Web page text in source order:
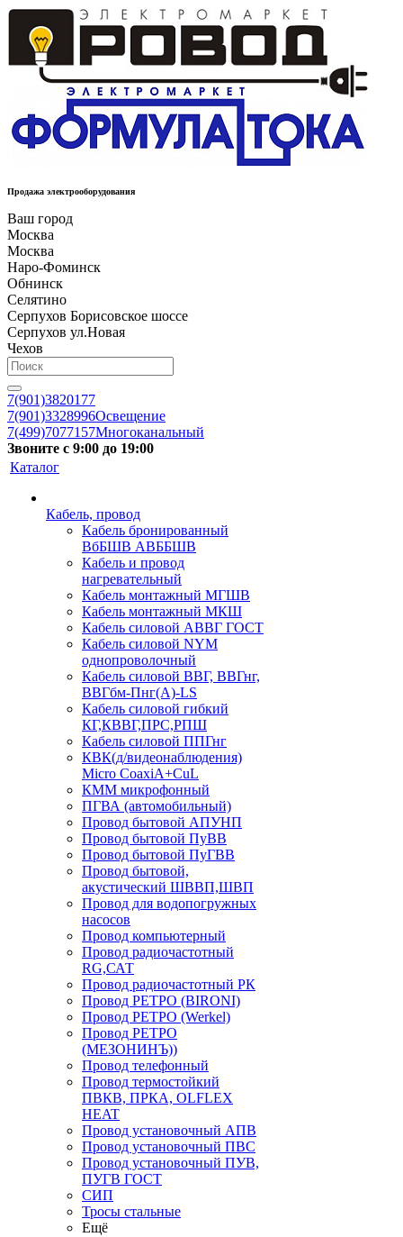
Продажа электрооборудования
Ваш город
Москва
Москва
Наро-Фоминск
Обнинск
Селятино
Серпухов Борисовское шоссе
Серпухов ул.Новая
Чехов
7(901)3820177
7(901)3328996Освещение
7(499)7077157Многоканальный
Звоните с 9:00 до 19:00
Каталог
Кабель, провод
Кабель бронированный
ВбБШВ АВББШВ
Кабель и провод
нагревательный
Кабель монтажный МГШВ
Кабель монтажный МКШ
Кабель силовой АВВГ ГОСТ
Кабель силовой NYM
однопроволочный
Кабель силовой ВВГ, ВВГнг,
ВВГбм-Пнг(А)-LS
Кабель силовой гибкий
КГ,КВВГ,ПРС,РПШ
Кабель силовой ППГнг
КВК(д/видеонаблюдения)
Micro CoaxiA+CuL
КММ микрофонный
ПГВА (автомобильный)
Провод бытовой АПУНП
Провод бытовой ПуВВ
Провод бытовой ПуГВВ
Провод бытовой,
акустический ШВВП,ШВП
Провод для водопогружных
насосов
Провод компьютерный
Провод радиочастотный
RG,САТ
Провод радиочастотный РК
Провод РЕТРО (BIRONI)
Провод РЕТРО (Werkel)
Провод РЕТРО
(МЕЗОНИНЪ))
Провод телефонный
Провод термостойкий
ПВКВ, ПРКА, OLFLEX
HEAT
Провод установочный АПВ
Провод установочный ПВС
Провод установочный ПУВ,
ПУГВ ГОСТ
СИП
Тросы стальные
Ещё